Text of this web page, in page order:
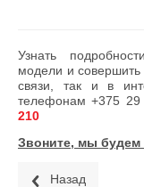
Узнать
модели и совершить
связи, так и в
телефонам+375 29
210
Звоните, мы
Назад